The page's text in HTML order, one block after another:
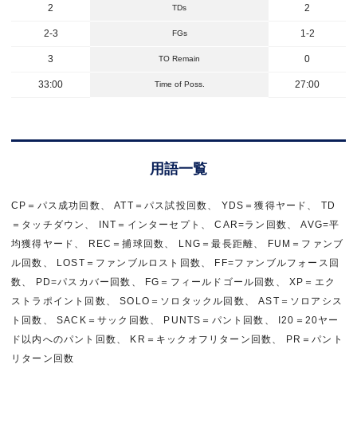
2 TDs 2
2-3 FGs 1-2
3 TO Remain 0
33:00 Time of Poss. 27:00
用語一覧
CP＝パス成功回数、 ATT＝パス試投回数、 YDS＝獲得ヤード、 TD
＝タッチダウン、 INT＝インターセプト、 CAR=ラン回数、 AVG=平
均獲得ヤード、 REC＝捕球回数、 LNG＝最長距離、 FUM＝ファンブ
ル回数、 LOST＝ファンブルロスト回数、 FF=ファンブルフォース回
数、 PD=パスカバー回数、 FG＝フィールドゴール回数、 XP＝エク
ストラポイント回数、 SOLO＝ソロタックル回数、 AST＝ソロアシス
ト回数、 SACK＝サック回数、 PUNTS＝パント回数、 I20＝20ヤー
ド以内へのパント回数、 KR＝キックオフリターン回数、 PR＝パント
リターン回数